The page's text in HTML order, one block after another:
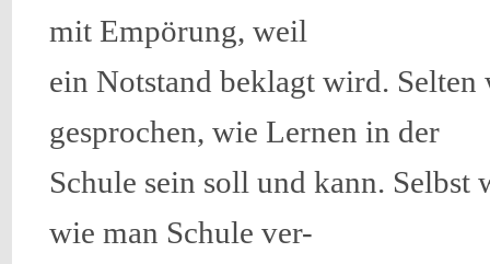
mit Empörung, weil
ein Notstand beklagt wird.
gesprochen, wie Lernen in der
Schule sein soll und kann.
wie man Schule ver-